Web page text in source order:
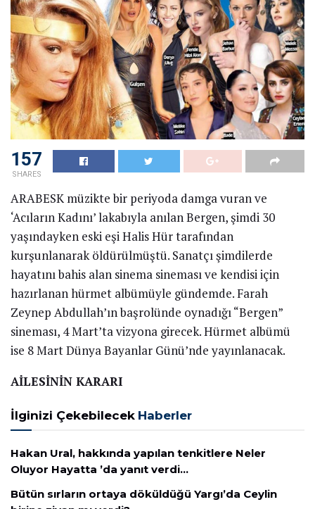
157
SHARES
ARABESK müzikte bir periyoda damga vuran ve
‘Acıların Kadını’ lakabıyla anılan Bergen, şimdi 30
yaşındayken eski eşi Halis Hür tarafından
kurşunlanarak öldürülmüştü. Sanatçı şimdilerde
hayatını bahis alan sinema sineması ve kendisi için
hazırlanan hürmet albümüyle gündemde. Farah
Zeynep Abdullah’ın başrolünde oynadığı “Bergen”
sineması, 4 Mart’ta vizyona girecek. Hürmet albümü
ise 8 Mart Dünya Bayanlar Günü’nde yayınlanacak.
AİLESİNİN KARARI
İlginizi Çekebilecek Haberler
Hakan Ural, hakkında yapılan tenkitlere Neler
Oluyor Hayatta ’da yanıt verdi…
Bütün sırların ortaya döküldüğü Yargı’da Ceylin